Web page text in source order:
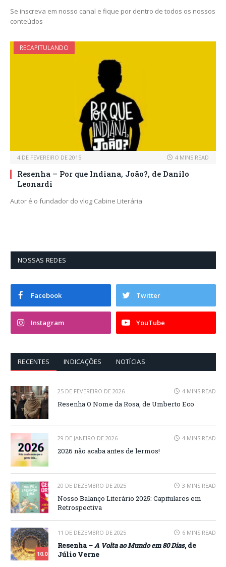
Se inscreva em nosso canal e fique por dentro de todos os nossos
conteúdos
RECAPITULANDO
4 DE FEVEREIRO DE 2015 4 MINS READ
Resenha – Por que Indiana, João?, de Danilo
Leonardi
Autor é o fundador do vlog Cabine Literária
NOSSAS REDES
Facebook Twitter
Instagram YouTube
RECENTES INDICAÇÕES NOTÍCIAS
25 DE FEVEREIRO DE 2026 4 MINS READ
Resenha O Nome da Rosa, de Umberto Eco
29 DE JANEIRO DE 2026 4 MINS READ
2026 não acaba antes de lermos!
20 DE DEZEMBRO DE 2025 3 MINS READ
Nosso Balanço Literário 2025: Capitulares em
Retrospectiva
10.0
11 DE DEZEMBRO DE 2025 6 MINS READ
Resenha –A Volta ao Mundo em 80 Dias, de
Júlio Verne